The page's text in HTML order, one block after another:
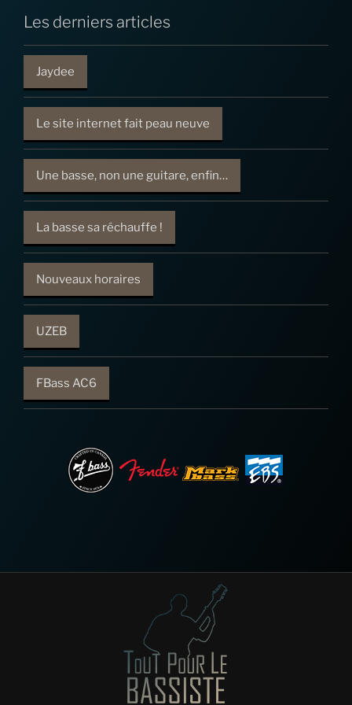
Les derniers articles
Jaydee
Le site internet fait peau neuve
Une basse, non une guitare, enfin…
La basse sa réchauffe !
Nouveaux horaires
UZEB
FBass AC6